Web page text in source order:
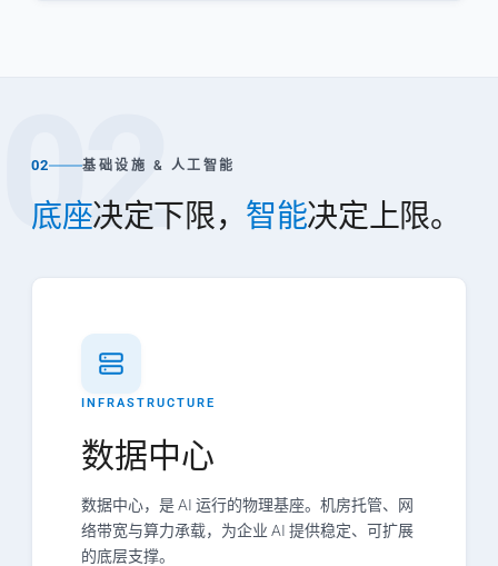
02
02 基础设施 & 人工智能
底座决定下限， 智能决定上限。
INFRASTRUCTURE
数据中心
数据中心，是 AI 运行的物理基座。机房托管、网
络带宽与算力承载，为企业 AI 提供稳定、可扩展
的底层支撑。